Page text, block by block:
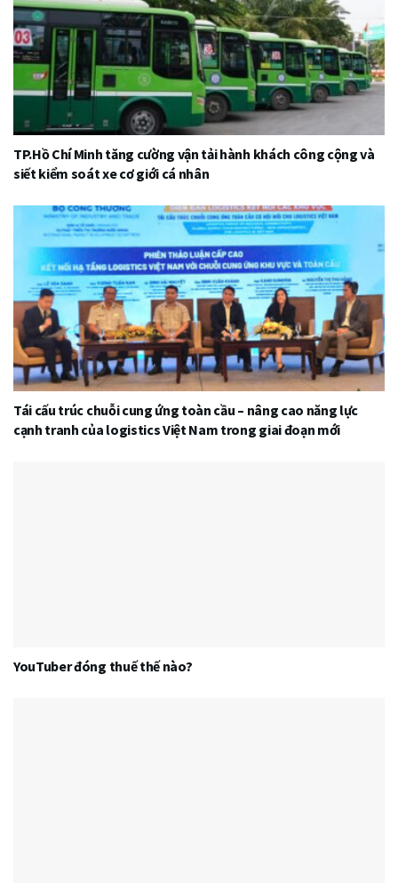
TP.Hồ Chí Minh tăng cường vận tải hành khách công cộng và
siết kiểm soát xe cơ giới cá nhân
Tái cấu trúc chuỗi cung ứng toàn cầu – nâng cao năng lực
cạnh tranh của logistics Việt Nam trong giai đoạn mới
YouTuber đóng thuế thế nào?